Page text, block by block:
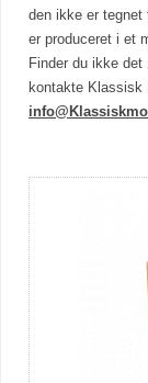
den ikke er tegnet
er produceret i et
Finder du ikke
kontakte Klassisk